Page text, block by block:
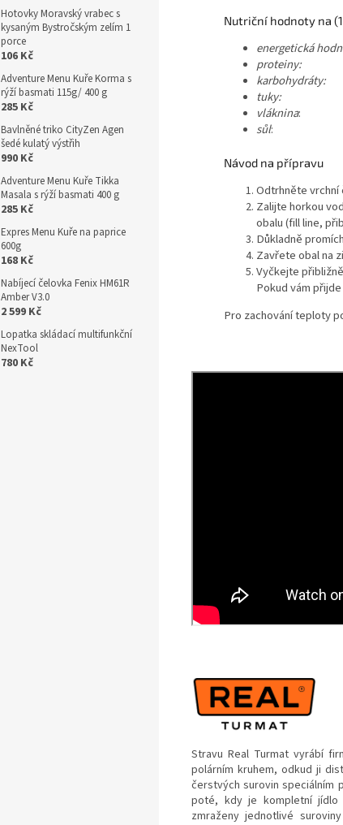
Hotovky Moravský vrabec s
kysaným Bystročským zelím 1
porce
106 Kč
Adventure Menu Kuře Korma s
rýží basmati 115g/ 400 g
285 Kč
Bavlněné triko CityZen Agen
šedé kulatý výstřih
990 Kč
Adventure Menu Kuře Tikka
Masala s rýží basmati 400 g
285 Kč
Expres Menu Kuře na paprice
600g
168 Kč
Nabíjecí čelovka Fenix HM61R
Amber V3.0
2 599 Kč
Lopatka skládací multifunkční
NexTool
780 Kč
Nutriční hodnoty na
energetická
proteiny:
karbohydráty:
tuky:18 g
vláknina:
sůl:
Návod na přípravu
Odtrhněte vrchní
Zalijte horkou
obalu (fill line,
Důkladně
Zavřete obal na
Vyčkejte
Pokud vám
Pro zachování teploty
Stravu Real Turmat vyrábí
polárním kruhem, odkud ji
čerstvých surovin speciálním
poté, kdy je kompletní jídlo
zmraženy jednotlivé